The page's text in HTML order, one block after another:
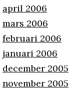
april 2006
mars 2006
februari 2006
januari 2006
december 2005
november 2005